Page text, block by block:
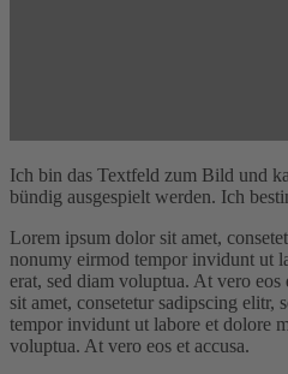
Ich bin das Textfeld zum Bild und
bündig ausgespielt werden. Ich
Lorem ipsum dolor sit amet,
nonumy eirmod tempor invidunt ut
erat, sed diam voluptua. At vero
sit amet, consetetur sadipscing elitr,
tempor invidunt ut labore et dolore
voluptua. At vero eos et accusa.